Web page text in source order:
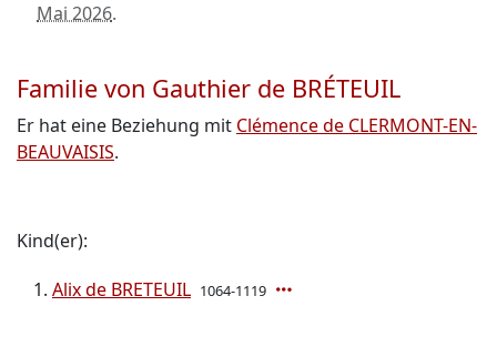
Mai 2026.
Familie von Gauthier de BRÉTEUIL
Er hat eine Beziehung mit Clémence de CLERMONT-EN-
BEAUVAISIS.
Kind(er):
Alix de BRETEUIL 1064-1119